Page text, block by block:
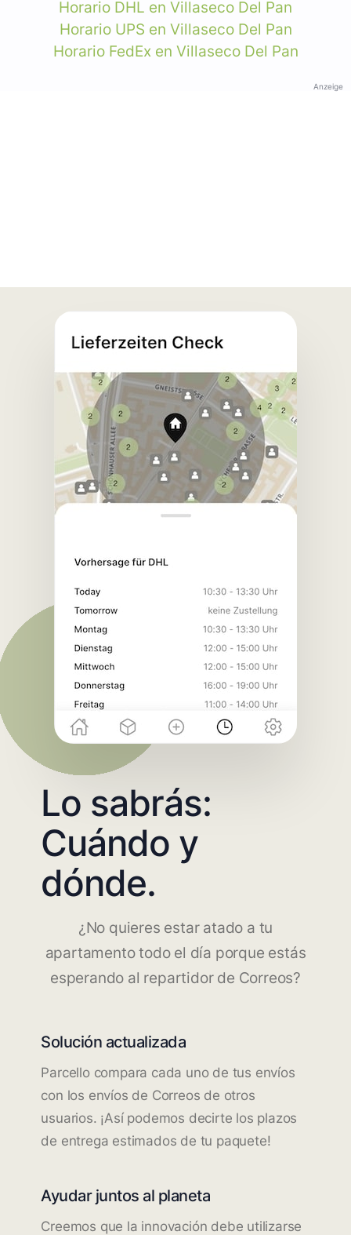
Horario DHL en Villaseco Del Pan
Horario UPS en Villaseco Del Pan
Horario FedEx en Villaseco Del Pan
Anzeige
Lo sabrás:
Cuándo y
dónde.
¿No quieres estar atado a tu
apartamento todo el día porque estás
esperando al repartidor de Correos?
Solución actualizada
Parcello compara cada uno de tus envíos
con los envíos de Correos de otros
usuarios. ¡Así podemos decirte los plazos
de entrega estimados de tu paquete!
Ayudar juntos al planeta
Creemos que la innovación debe utilizarse